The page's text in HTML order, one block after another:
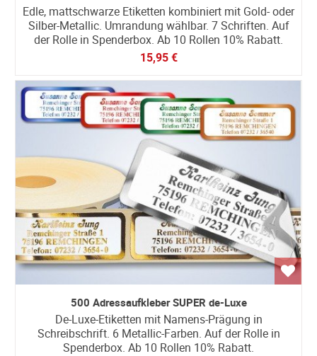
Edle, mattschwarze Etiketten kombiniert mit Gold- oder
Silber-Metallic. Umrandung wählbar. 7 Schriften. Auf
der Rolle in Spenderbox. Ab 10 Rollen 10% Rabatt.
15,95 €
500 Adressaufkleber SUPER de-Luxe
De-Luxe-Etiketten mit Namens-Prägung in
Schreibschrift. 6 Metallic-Farben. Auf der Rolle in
Spenderbox. Ab 10 Rollen 10% Rabatt.